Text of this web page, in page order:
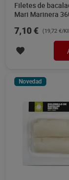
Filetes de
Mari Marinera
7,10 € (19,72 €/
Novedad